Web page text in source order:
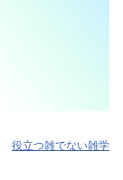
役立つ雑でない雑学